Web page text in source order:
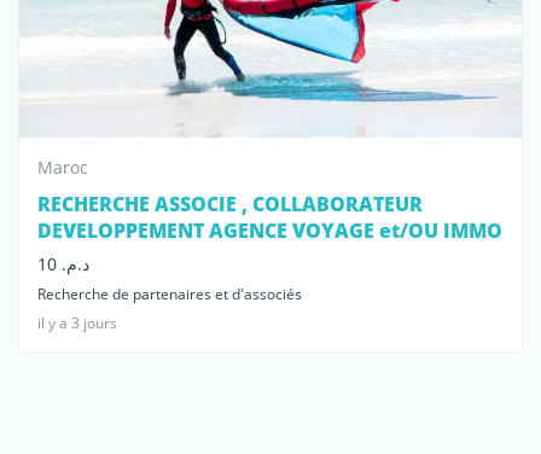
Maroc
RECHERCHE ASSOCIE , COLLABORATEUR
DEVELOPPEMENT AGENCE VOYAGE et/OU IMMO
د.م. 10
Recherche de partenaires et d'associés
il y a 3 jours